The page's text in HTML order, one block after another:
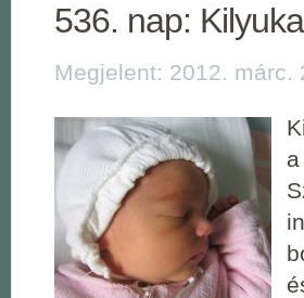
536. nap:
Megjelent: 2012. márc.